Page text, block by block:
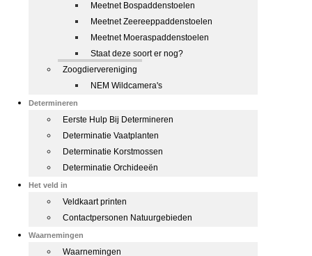
Meetnet Bospaddenstoelen
Meetnet Zeereeppaddenstoelen
Meetnet Moeraspaddenstoelen
Staat deze soort er nog?
Zoogdiervereniging
NEM Wildcamera's
Determineren
Eerste Hulp Bij Determineren
Determinatie Vaatplanten
Determinatie Korstmossen
Determinatie Orchideeën
Het veld in
Veldkaart printen
Contactpersonen Natuurgebieden
Waarnemingen
Waarnemingen